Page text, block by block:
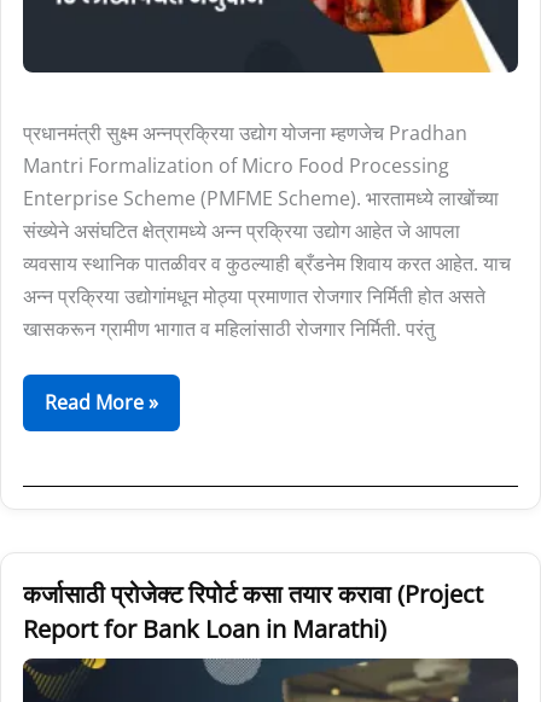
प्रधानमंत्री सुक्ष्म अन्नप्रक्रिया उद्योग योजना म्हणजेच Pradhan
Mantri Formalization of Micro Food Processing
Enterprise Scheme (PMFME Scheme). भारतामध्ये लाखोंच्या
संख्येने असंघटित क्षेत्रामध्ये अन्न प्रक्रिया उद्योग आहेत जे आपला
व्यवसाय स्थानिक पातळीवर व कुठल्याही ब्रँडनेम शिवाय करत आहेत. याच
अन्न प्रक्रिया उद्योगांमधून मोठ्या प्रमाणात रोजगार निर्मिती होत असते
खासकरून ग्रामीण भागात व महिलांसाठी रोजगार निर्मिती. परंतु
योजना
Read More »
कर्जासाठी प्रोजेक्ट रिपोर्ट कसा तयार करावा (Project
Report for Bank Loan in Marathi)
कर्जासाठी
प्रोजेक्ट
रिपोर्ट
कसा